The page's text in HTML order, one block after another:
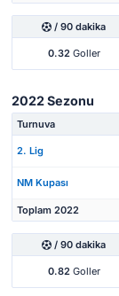
/ 90 dakika
0.32 Goller
2022 Sezonu
Turnuva
2. Lig
NM Kupası
Toplam 2022
/ 90 dakika
0.82Goller